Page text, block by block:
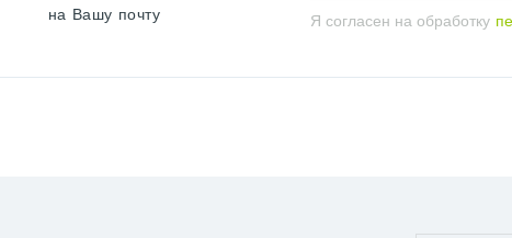
на Вашу почту
Я согласен на обработку